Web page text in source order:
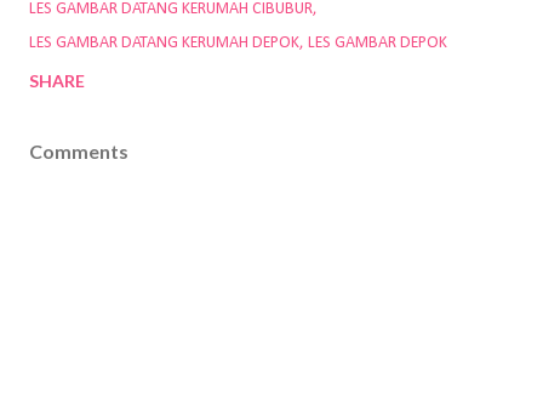
LES GAMBAR DATANG KERUMAH CIBUBUR
LES GAMBAR DATANG KERUMAH DEPOK LES GAMBAR DEPOK
SHARE
Comments